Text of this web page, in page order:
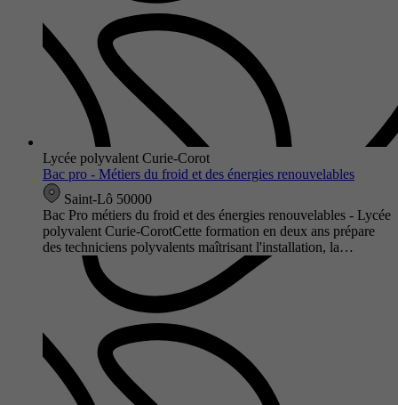
Lycée polyvalent Curie-Corot
Bac pro - Métiers du froid et des énergies renouvelables
Saint-Lô 50000
Bac Pro métiers du froid et des énergies renouvelables - Lycée
polyvalent Curie-CorotCette formation en deux ans prépare
des techniciens polyvalents maîtrisant l'installation, la…